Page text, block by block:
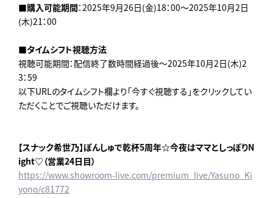
■購入可能期間：2025年9月26日(金)18：00～2025年10月2日
(木)21：00
■タイムシフト視聴方法
視聴可能期間：配信終了数時間経過後～2025年10月2日(木)2
3：59
以下URLのタイムシフト欄より「今すぐ視聴する」をクリックしてい
ただくことでご視聴いただけます。
【スナック希世乃】ぽんしゅで乾杯5周年☆今夜はママとしっぽりN
ight♡（営業24日目）
https://www.showroom-live.com/premium_live/Yasuno_Ki
yono/c81772